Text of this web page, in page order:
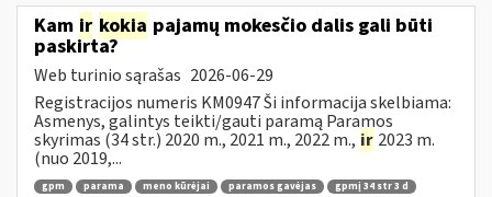
Kam ir kokia pajamų mokesčio dalis gali būti
paskirta?
Web turinio sąrašas 2026-06-29
Registracijos numeris KM0947 Ši informacija skelbiama:
Asmenys, galintys teikti/gauti paramą Paramos
skyrimas (34 str.) 2020 m., 2021 m., 2022 m., ir 2023 m.
(nuo 2019,...
gpm parama meno kūrėjai paramos gavėjas
gpmį 34 str 3 d